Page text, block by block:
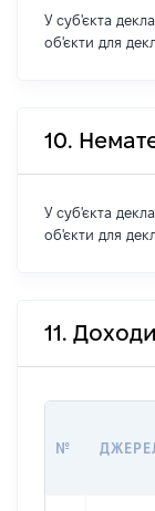
У суб'єкта
об'єкти для
10.
У суб'єкта
об'єкти для
11.
№